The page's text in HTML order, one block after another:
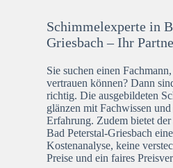
Schimmelexperte in
Griesbach – Ihr
Sie suchen einen
vertrauen können? Dann
richtig. Die ausgebildeten
glänzen mit Fachwissen
Erfahrung. Zudem bietet
Bad Peterstal-Griesbach
Kostenanalyse, keine
Preise und ein faires